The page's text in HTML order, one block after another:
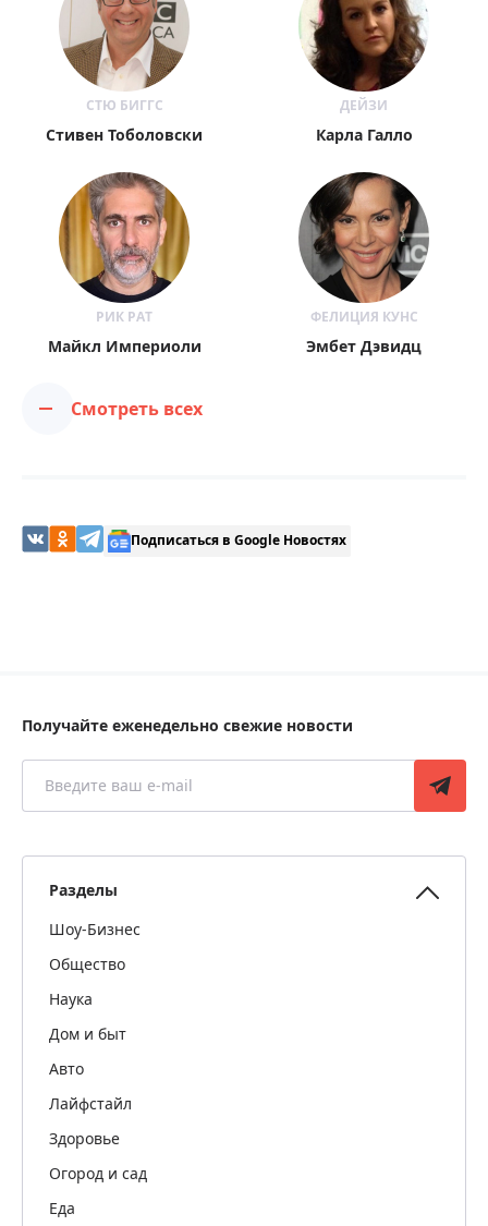
СТЮ БИГГС
Стивен Тоболовски
ДЕЙЗИ
Карла Галло
РИК РАТ
Майкл Империоли
ФЕЛИЦИЯ КУНС
Эмбет Дэвидц
Смотреть всех
Подписаться в Google Новостях
Получайте еженедельно свежие новости
Разделы
Шоу-Бизнес
Общество
Наука
Дом и быт
Авто
Лайфстайл
Здоровье
Огород и сад
Еда